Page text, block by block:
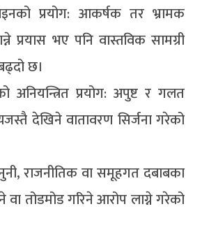
प्रयोग: आकर्षक तर भ्रामक
प्रयास भए पनि वास्तविक सामग्री
छ।
अनियन्त्रित प्रयोग: अपुष्ट र गलत
देखिने वातावरण सिर्जना गरेको
राजनीतिक वा समूहगत दबाबका
तोडमोड गरिने आरोप लाग्ने गरेको